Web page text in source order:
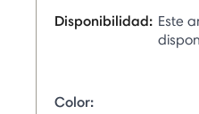
Disponibilidad: Este
Color: